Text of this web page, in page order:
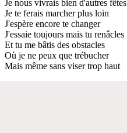
Je nous vivrais bien d'autres fêtes
Je te ferais marcher plus loin
J'espère encore te changer
J'essaie toujours mais tu renâcles
Et tu me bâtis des obstacles
Où je ne peux que trébucher
Mais même sans viser trop haut